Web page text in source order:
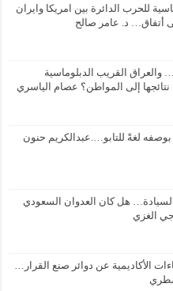
للحرب الدائرة بين امريكا وايران
أتفاق… د. عامر صالح
والعراق القريب الدبلوماسية
إلى المواطن؟ عصام الياسري
بوصفه لغةً للتابو….عبدالكريم حنون
السيادة… هل كان العدوان السعودي
الغزي
الأكاديمية عن دوائر صنع القرار…